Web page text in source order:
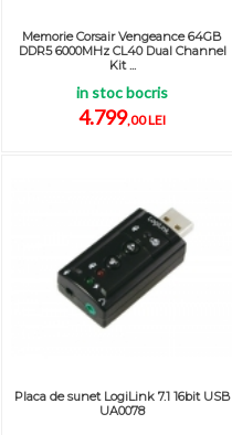
Memorie Corsair Vengeance 64GB
DDR5 6000MHz CL40 Dual Channel
Kit ...
in stoc bocris
4.799,00 LEI
Placa de sunet LogiLink 7.1 16bit USB
UA0078